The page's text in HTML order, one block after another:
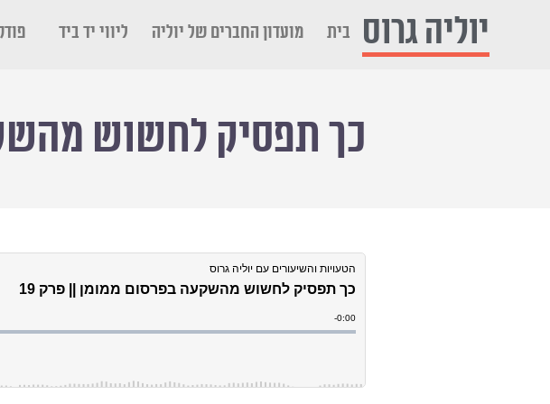
יוליה גרוס בית מועדון החברים של יוליה ליווי יד ביד
כך תפסיק לחשוש